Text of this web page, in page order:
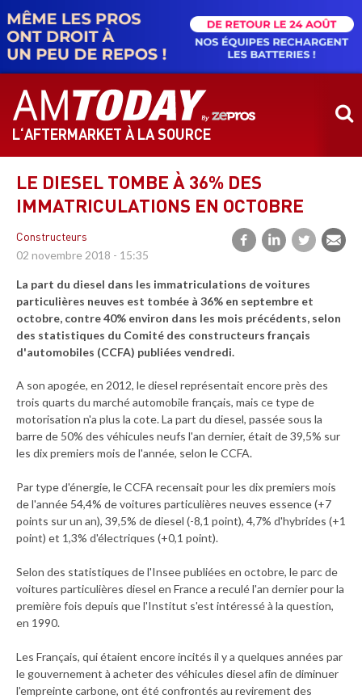
contenu
principal
L‘AFTERMARKET À LA SOURCE
LE DIESEL TOMBE À 36% DES
IMMATRICULATIONS EN OCTOBRE
Constructeurs
02 novembre 2018 - 15:35
La part du diesel dans les immatriculations de voitures
particulières neuves est tombée à 36% en septembre et
octobre, contre 40% environ dans les mois précédents, selon
des statistiques du Comité des constructeurs français
d'automobiles (CCFA) publiées vendredi.
A son apogée, en 2012, le diesel représentait encore près des
trois quarts du marché automobile français, mais ce type de
motorisation n'a plus la cote. La part du diesel, passée sous la
barre de 50% des véhicules neufs l'an dernier, était de 39,5% sur
les dix premiers mois de l'année, selon le CCFA.
Par type d'énergie, le CCFA recensait pour les dix premiers mois
de l'année 54,4% de voitures particulières neuves essence (+7
points sur un an), 39,5% de diesel (-8,1 point), 4,7% d'hybrides (+1
point) et 1,3% d'électriques (+0,1 point).
Selon des statistiques de l'Insee publiées en octobre, le parc de
voitures particulières diesel en France a reculé l'an dernier pour la
première fois depuis que l'Institut s'est intéressé à la question,
en 1990.
Les Français, qui étaient encore incités il y a quelques années par
le gouvernement à acheter des véhicules diesel afin de diminuer
l'empreinte carbone, ont été confrontés au revirement des